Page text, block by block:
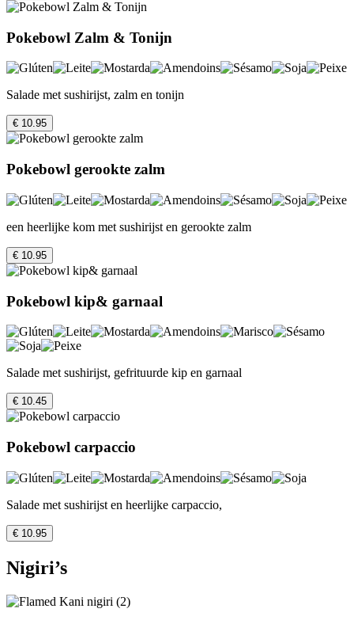
Pokebowl Zalm & Tonijn
Salade met sushirijst, zalm en tonijn
€ 10.95
Pokebowl gerookte zalm
een heerlijke kom met sushirijst en gerookte zalm
€ 10.95
Pokebowl kip& garnaal
Salade met sushirijst, gefrituurde kip en garnaal
€ 10.45
Pokebowl carpaccio
Salade met sushirijst en heerlijke carpaccio,
€ 10.95
Nigiri’s